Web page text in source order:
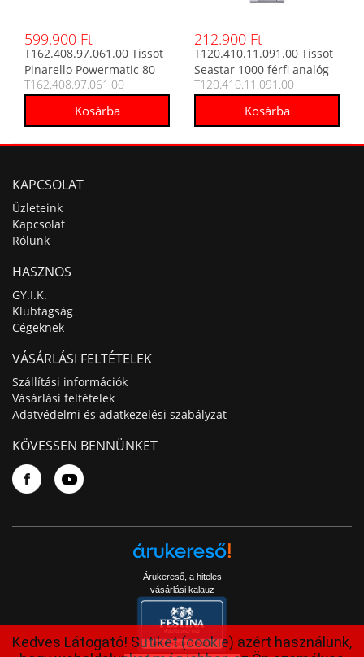
599.900 Ft
T162.408.97.061.00 Tissot
Pinarello Powermatic 80
Special Edition automata
férfi analóg karóra
T162.408.97.061.00
212.900 Ft
T120.410.11.091.00 Tissot
Seastar 1000 férfi analóg
karóra
T120.410.11.091.00
KAPCSOLAT
Üzleteink
Kapcsolat
Rólunk
HASZNOS
GY.I.K.
Klubtagság
Cégeknek
VÁSÁRLÁSI FELTÉTELEK
Szállítási információk
Vásárlási feltételek
Adatvédelmi és adatkezelési szabályzat
KÖVESSEN BENNÜNKET
Árukereső, a hiteles
vásárlási kalauz
Kedves Látogató! Sütiket (cookie) azért használunk,